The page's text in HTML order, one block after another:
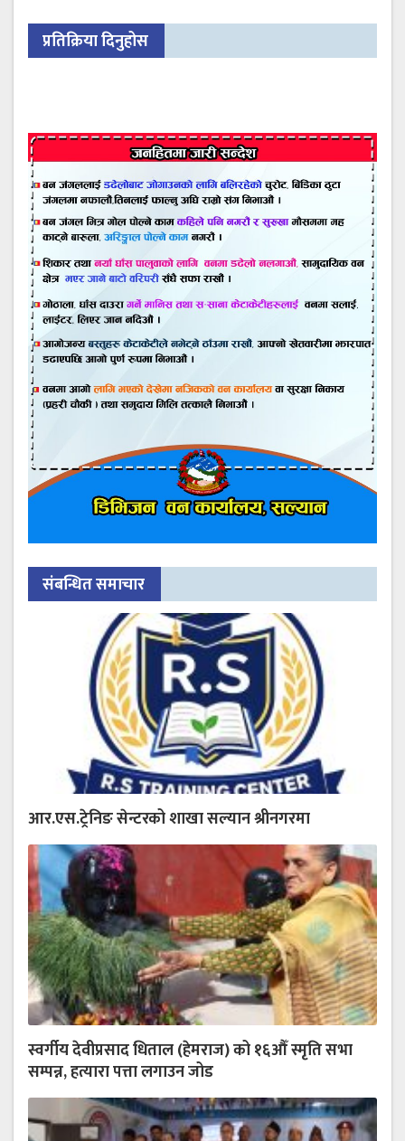
प्रतिक्रिया दिनुहोस
संबन्धित समाचार
आर.एस.ट्रेनिङ सेन्टरको शाखा सल्यान श्रीनगरमा
स्वर्गीय देवीप्रसाद धिताल (हेमराज) को १६औँ स्मृति सभा
सम्पन्न, हत्यारा पत्ता लगाउन जोड